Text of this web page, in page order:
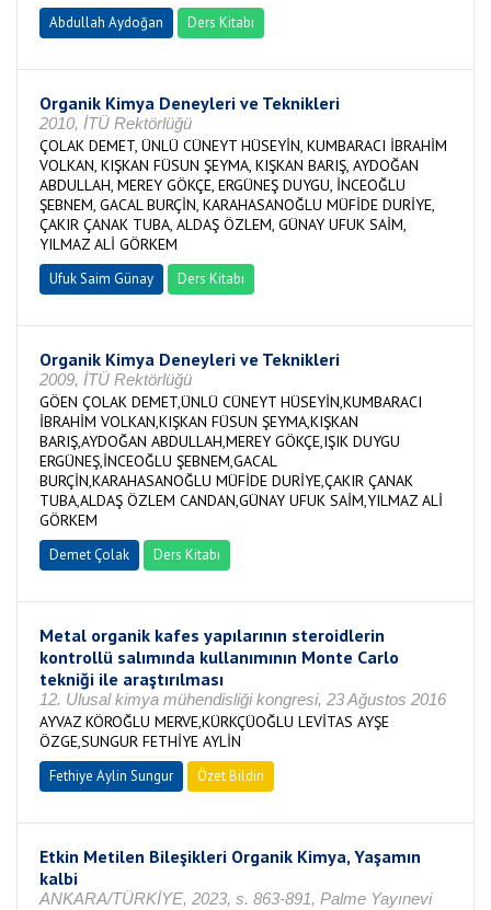
Abdullah Aydoğan Ders Kitabı
Organik Kimya Deneyleri ve Teknikleri
2010, İTÜ Rektörlüğü
ÇOLAK DEMET, ÜNLÜ CÜNEYT HÜSEYİN, KUMBARACI İBRAHİM
VOLKAN, KIŞKAN FÜSUN ŞEYMA, KIŞKAN BARIŞ, AYDOĞAN
ABDULLAH, MEREY GÖKÇE, ERGÜNEŞ DUYGU, İNCEOĞLU
ŞEBNEM, GACAL BURÇİN, KARAHASANOĞLU MÜFİDE DURİYE,
ÇAKIR ÇANAK TUBA, ALDAŞ ÖZLEM, GÜNAY UFUK SAİM,
YILMAZ ALİ GÖRKEM
Ufuk Saim Günay Ders Kitabı
Organik Kimya Deneyleri ve Teknikleri
2009, İTÜ Rektörlüğü
GÖEN ÇOLAK DEMET,ÜNLÜ CÜNEYT HÜSEYİN,KUMBARACI
İBRAHİM VOLKAN,KIŞKAN FÜSUN ŞEYMA,KIŞKAN
BARIŞ,AYDOĞAN ABDULLAH,MEREY GÖKÇE,IŞIK DUYGU
ERGÜNEŞ,İNCEOĞLU ŞEBNEM,GACAL
BURÇİN,KARAHASANOĞLU MÜFİDE DURİYE,ÇAKIR ÇANAK
TUBA,ALDAŞ ÖZLEM CANDAN,GÜNAY UFUK SAİM,YILMAZ ALİ
GÖRKEM
Demet Çolak Ders Kitabı
Metal organik kafes yapılarının steroidlerin
kontrollü salımında kullanımının Monte Carlo
tekniği ile araştırılması
12. Ulusal kimya mühendisliği kongresi, 23 Ağustos 2016
AYVAZ KÖROĞLU MERVE,KÜRKÇÜOĞLU LEVİTAS AYŞE
ÖZGE,SUNGUR FETHİYE AYLİN
Fethiye Aylin Sungur Özet Bildiri
Etkin Metilen Bileşikleri Organik Kimya, Yaşamın
kalbi
ANKARA/TÜRKİYE, 2023, s. 863-891, Palme Yayınevi